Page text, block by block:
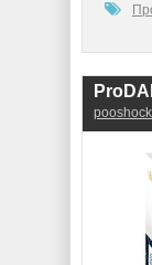
pooshock